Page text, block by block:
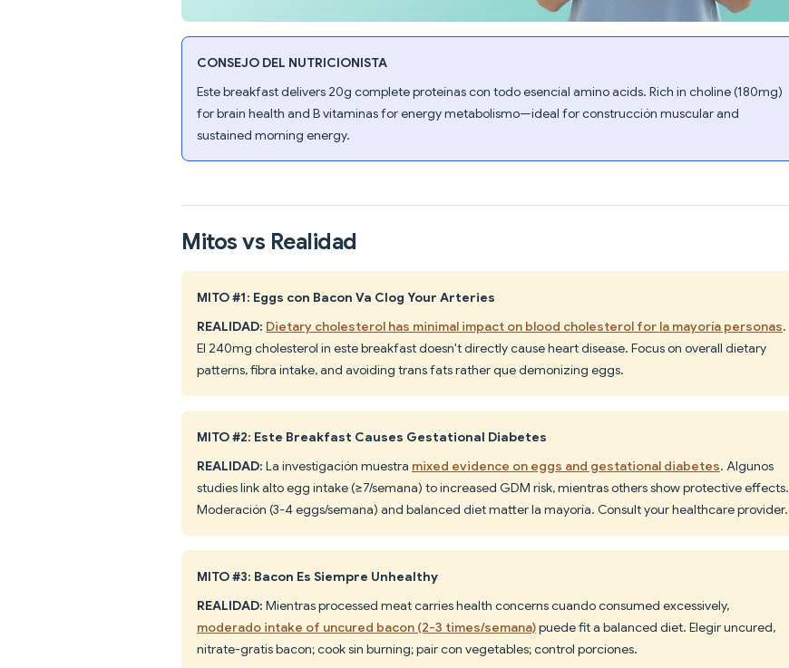
CONSEJO DEL NUTRICIONISTA
Este breakfast delivers 20g complete proteínas con todo esencial amino acids. Rich in choline (180mg)
for brain health and B vitaminas for energy metabolismo—ideal for construcción muscular and
sustained morning energy.
Mitos vs Realidad
MITO #1: Eggs con Bacon Va Clog Your Arteries
REALIDAD: Dietary cholesterol has minimal impact on blood cholesterol for la mayoría personas.
El 240mg cholesterol in este breakfast doesn't directly cause heart disease. Focus on overall dietary
patterns, fibra intake, and avoiding trans fats rather que demonizing eggs.
MITO #2: Este Breakfast Causes Gestational Diabetes
REALIDAD: La investigación muestra mixed evidence on eggs and gestational diabetes. Algunos
studies link alto egg intake (≥7/semana) to increased GDM risk, mientras others show protective effects.
Moderación (3-4 eggs/semana) and balanced diet matter la mayoría. Consult your healthcare provider.
MITO #3: Bacon Es Siempre Unhealthy
REALIDAD: Mientras processed meat carries health concerns cuando consumed excessively,
moderado intake of uncured bacon (2-3 times/semana)puede fit a balanced diet. Elegir uncured,
nitrate-gratis bacon; cook sin burning; pair con vegetables; control porciones.